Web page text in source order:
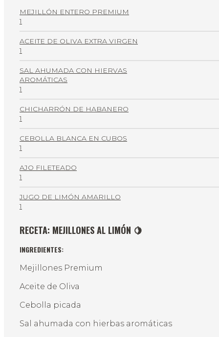
MEJILLÓN ENTERO PREMIUM
1
ACEITE DE OLIVA EXTRA VIRGEN
1
SAL AHUMADA CON HIERVAS
AROMÁTICAS
1
CHICHARRÓN DE HABANERO
1
CEBOLLA BLANCA EN CUBOS
1
AJO FILETEADO
1
JUGO DE LIMÓN AMARILLO
1
RECETA: MEJILLONES AL LIMÓN 🍋
INGREDIENTES:
Mejillones Premium
Aceite de Oliva
Cebolla picada
Sal ahumada con hierbas aromáticas